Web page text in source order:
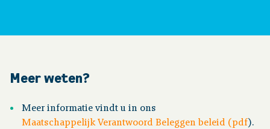
Meer weten?
Meer informatie vindt u in ons
Maatschappelijk Verantwoord Beleggen beleid (pdf).